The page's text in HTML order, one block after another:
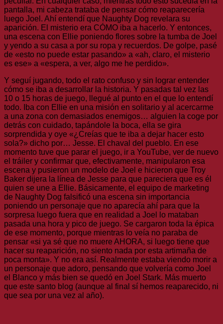
pantalla, mi cabeza trataba de pensar cómo reaparecería
luego Joel. Ahí entendí que Naughty Dog revelara su
aparición. El misterio era CÓMO iba a hacerlo. Y entonces,
una escena con Ellie poniendo flores sobre la tumba de Joel
y yendo a su casa a por su ropa y recuerdos. De golpe, pasé
de «esto no puede estar pasando» a «ah, claro, el misterio
es ese» a «espera, a ver, algo me he perdido».
Y seguí jugando, todo el rato confuso y sin lograr entender
cómo se iba a desarrollar la historia. Y pasadas tal vez las
10 o 15 horas de juego, llegué al punto en el que lo entendí
todo. Iba con Ellie en una misión en solitario y al acercarme
a una zona con demasiados enemigos… alguien la coge por
detrás con cuidado, tapándole la boca, ella se gira
sorprendida y oye «¿Creías que te iba a dejar hacer esto
sola?» dicho por… Jesse. El chaval del pueblo. En ese
momento tuve que parar el juego, ir a YouTube, ver de nuevo
el tráiler y confirmar que, efectivamente, manipularon esa
escena y pusieron un modelo de Joel e hicieron que Troy
Baker dijera la línea de Jesse para que pareciera que es él
quien se une a Ellie. Básicamente, el equipo de marketing
de Naughty Dog falsificó una escena sin importancia
poniendo un personaje que no aparecía ahí para que la
sorpresa luego fuera que en realidad a Joel lo mataban
pasada una hora y pico de juego. Se cargaron toda la épica
de ese momento, porque mientras lo veía no paraba de
pensar «si ya sé que no muere AHORA, si luego tiene que
hacer su reaparición, no siento nada por esta artimaña de
poca monta». Y no era así. Realmente estaba viendo morir a
un personaje que adoro, pensando que volvería como Joel
el Blanco y más bien se quedó en Joel Stark. Más muerto
que este santo blog (aunque al final sí hemos reaparecido, ni
que sea por una vez al año).